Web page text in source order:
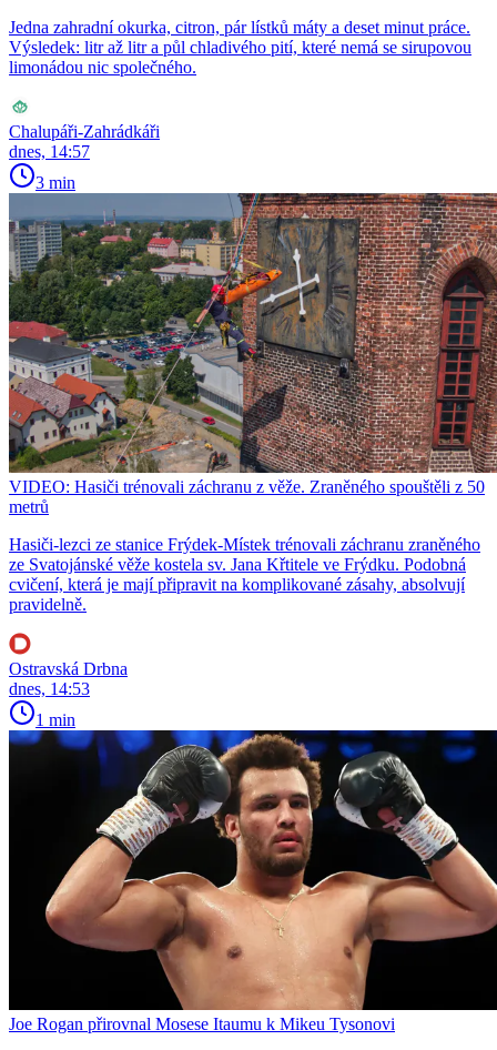
Jedna zahradní okurka, citron, pár lístků máty a deset minut práce.
Výsledek: litr až litr a půl chladivého pití, které nemá se sirupovou
limonádou nic společného.
Chalupáři-Zahrádkáři
dnes, 14:57
3 min
VIDEO: Hasiči trénovali záchranu z věže. Zraněného spouštěli z 50
metrů
Hasiči-lezci ze stanice Frýdek-Místek trénovali záchranu zraněného
ze Svatojánské věže kostela sv. Jana Křtitele ve Frýdku. Podobná
cvičení, která je mají připravit na komplikované zásahy, absolvují
pravidelně.
Ostravská Drbna
dnes, 14:53
1 min
Joe Rogan přirovnal Mosese Itaumu k Mikeu Tysonovi